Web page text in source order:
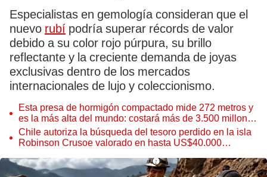
Especialistas en gemología consideran que el
nuevo rubí podría superar récords de valor
debido a su color rojo púrpura, su brillo
reflectante y la creciente demanda de joyas
exclusivas dentro de los mercados
internacionales de lujo y coleccionismo.
Esta presa de hormigón compactado mide 272 metros y
es la más alta del mundo: costará más de 3.500 millones
de dólares
Chile autoriza la búsqueda del tesoro perdido en la isla
Robinson Crusoe valorado en hasta US$40.000